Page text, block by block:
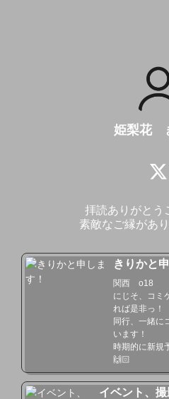
姫梨花
拝読ありがとう
素敵なご縁があ
きりかと
関西　o18
にじそ、コミ
れば是非っ！
同行、一緒に
います！
時期的に新規
🙌🏻
イベント、